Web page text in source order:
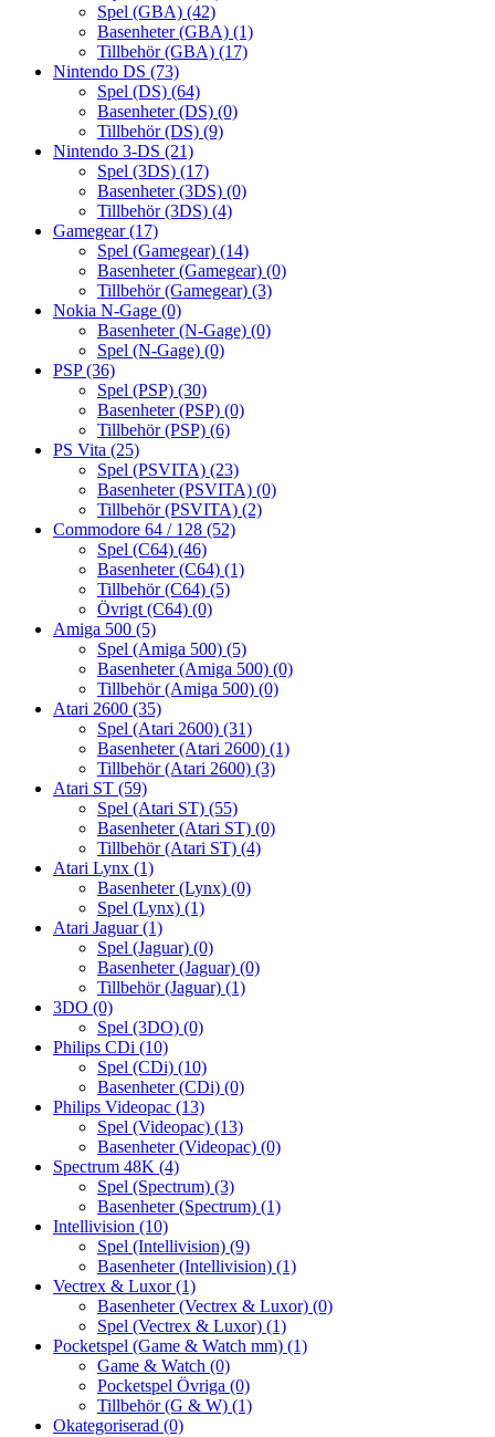
Spel (GBA) (42)
Basenheter (GBA) (1)
Tillbehör (GBA) (17)
Nintendo DS (73)
Spel (DS) (64)
Basenheter (DS) (0)
Tillbehör (DS) (9)
Nintendo 3-DS (21)
Spel (3DS) (17)
Basenheter (3DS) (0)
Tillbehör (3DS) (4)
Gamegear(17)
Spel (Gamegear) (14)
Basenheter (Gamegear) (0)
Tillbehör (Gamegear) (3)
Nokia N-Gage (0)
Basenheter (N-Gage) (0)
Spel (N-Gage) (0)
PSP(36)
Spel (PSP) (30)
Basenheter (PSP) (0)
Tillbehör (PSP) (6)
PS Vita (25)
Spel (PSVITA) (23)
Basenheter (PSVITA) (0)
Tillbehör (PSVITA) (2)
Commodore 64 / 128 (52)
Spel (C64) (46)
Basenheter (C64) (1)
Tillbehör (C64) (5)
Övrigt (C64) (0)
Amiga 500 (5)
Spel (Amiga 500) (5)
Basenheter (Amiga 500) (0)
Tillbehör (Amiga 500) (0)
Atari 2600 (35)
Spel (Atari 2600) (31)
Basenheter (Atari 2600) (1)
Tillbehör (Atari 2600) (3)
Atari ST (59)
Spel (Atari ST) (55)
Basenheter (Atari ST) (0)
Tillbehör (Atari ST) (4)
Atari Lynx (1)
Basenheter (Lynx) (0)
Spel (Lynx) (1)
Atari Jaguar(1)
Spel (Jaguar) (0)
Basenheter (Jaguar) (0)
Tillbehör (Jaguar) (1)
3DO (0)
Spel (3DO) (0)
Philips CDi (10)
Spel (CDi) (10)
Basenheter (CDi) (0)
Philips Videopac (13)
Spel (Videopac) (13)
Basenheter (Videopac) (0)
Spectrum 48K (4)
Spel (Spectrum) (3)
Basenheter (Spectrum) (1)
Intellivision (10)
Spel (Intellivision) (9)
Basenheter (Intellivision) (1)
Vectrex & Luxor(1)
Basenheter (Vectrex & Luxor) (0)
Spel (Vectrex & Luxor) (1)
Pocketspel (Game & Watch mm) (1)
Game & Watch (0)
Pocketspel Övriga (0)
Tillbehör (G & W) (1)
Okategoriserad (0)